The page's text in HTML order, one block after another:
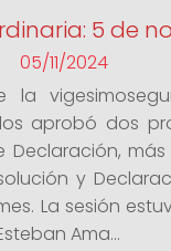
5 de
05/11/2024
la
aprobó dos
Declaración,
y
La sesión
Ama...